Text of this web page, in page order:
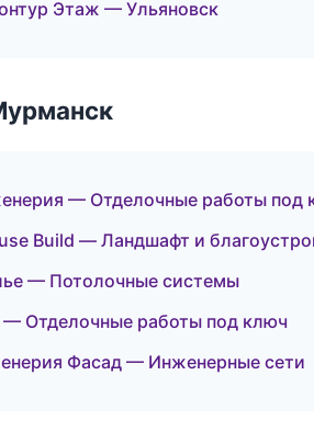
Этаж — Ульяновск
— Отделочные работы под
Build — Ландшафт и
— Потолочные системы
— Отделочные работы под ключ
Фасад — Инженерные сети